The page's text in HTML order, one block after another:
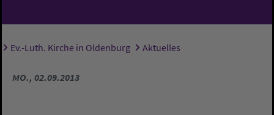
Sie sind hier:
Ev.-Luth. Kirche in Oldenburg Aktuelles
MO., 02.09.2013